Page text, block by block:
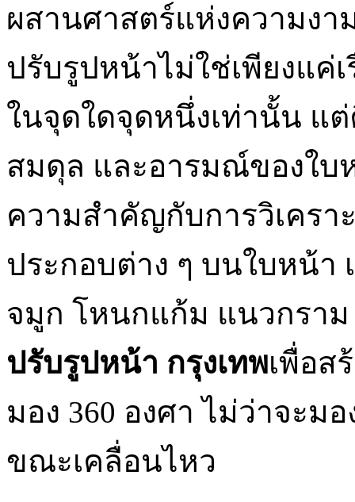
ผสานศาสตร์แห่งความงา
ปรับรูปหน้าไม่ใช่เพียงแค่
ในจุดใดจุดหนึ่งเท่านั้น แ
สมดุล และอารมณ์ของใบ
ความสำคัญกับการวิเคร
ประกอบต่าง ๆ บนใบหน้า
จมูก โหนกแก้ม แนวกรา
ปรับรูปหน้า กรุงเทพเพื่อส
มอง 360 องศา ไม่ว่าจะ
ขณะเคลื่อนไหว